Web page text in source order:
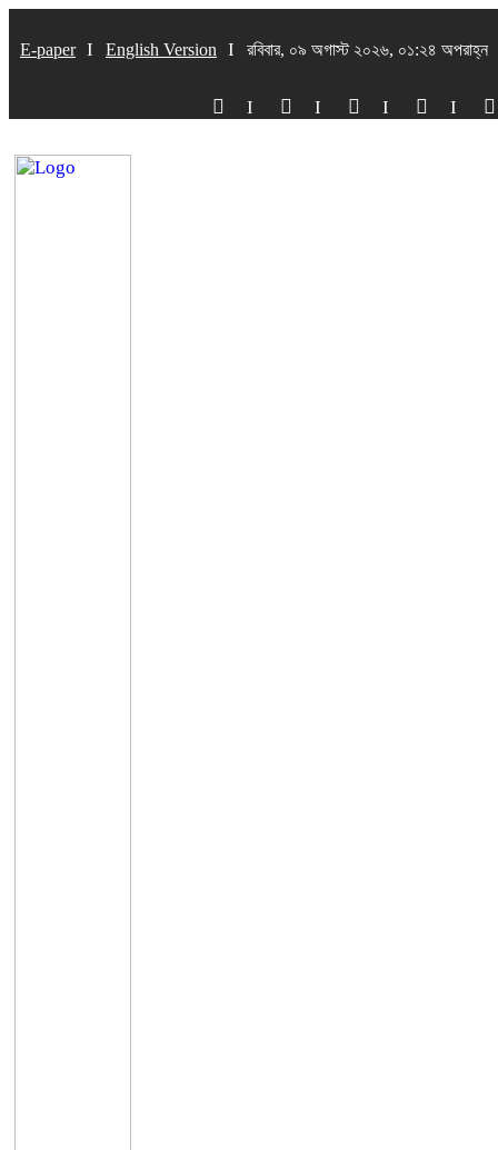
E-paper English Version রবিবার, ০৯ অগাস্ট ২০২৬, ০১:২৪ অপরাহ্ন